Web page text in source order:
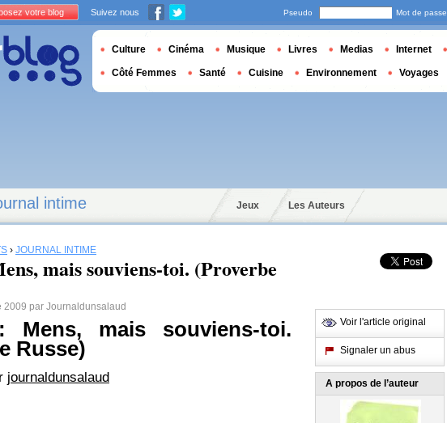
intime Jeux Les Auteurs
› JOURNAL INTIME
mais souviens-toi. (Proverbe
2009 par Journaldunsalaud
Mens, mais souviens-toi.
Russe)
journaldunsalaud
Voir l'article original
Signaler un abus
A propos de l’auteur
votre blog Suivez nous Pseudo Mot de passe
Culture Cinéma Musique Livres Medias Internet
Côté Femmes Santé Cuisine Environnement Voyages